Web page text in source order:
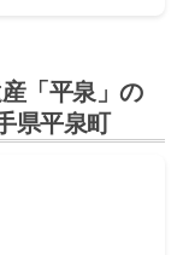
「平泉」の
県平泉町